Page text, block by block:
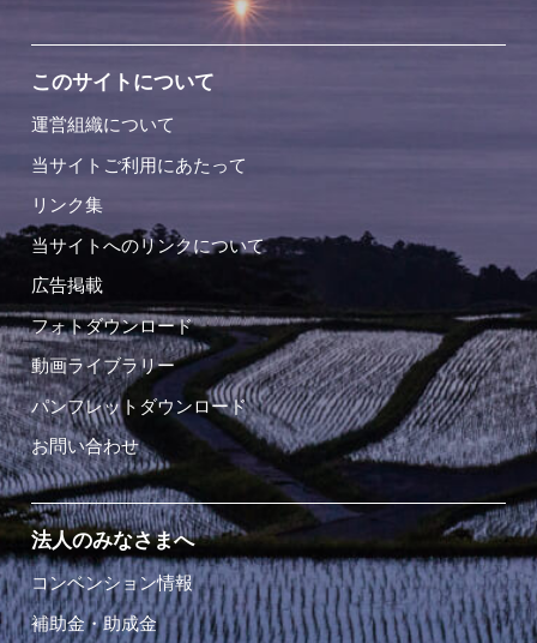
このサイトについて
運営組織について
当サイトご利用にあたって
リンク集
当サイトへのリンクについて
広告掲載
フォトダウンロード
動画ライブラリー
パンフレットダウンロード
お問い合わせ
法人のみなさまへ
コンベンション情報
補助金・助成金